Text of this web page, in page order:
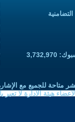
متاحة للجميع مع
هيئة الادارة لا